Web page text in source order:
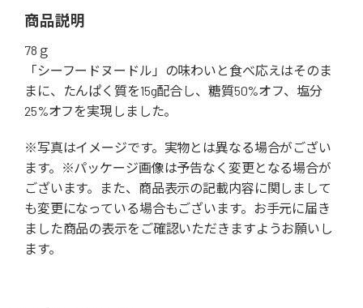
商品説明
78ｇ
「シーフードヌードル」の味わいと食べ応えはそのま
まに、たんぱく質を15g配合し、糖質50%オフ、塩分
25%オフを実現しました。
※写真はイメージです。実物とは異なる場合がござい
ます。※パッケージ画像は予告なく変更となる場合が
ございます。また、商品表示の記載内容に関しまして
も変更になっている場合もございます。お手元に届き
ました商品の表示をご確認いただきますようお願いし
ます。